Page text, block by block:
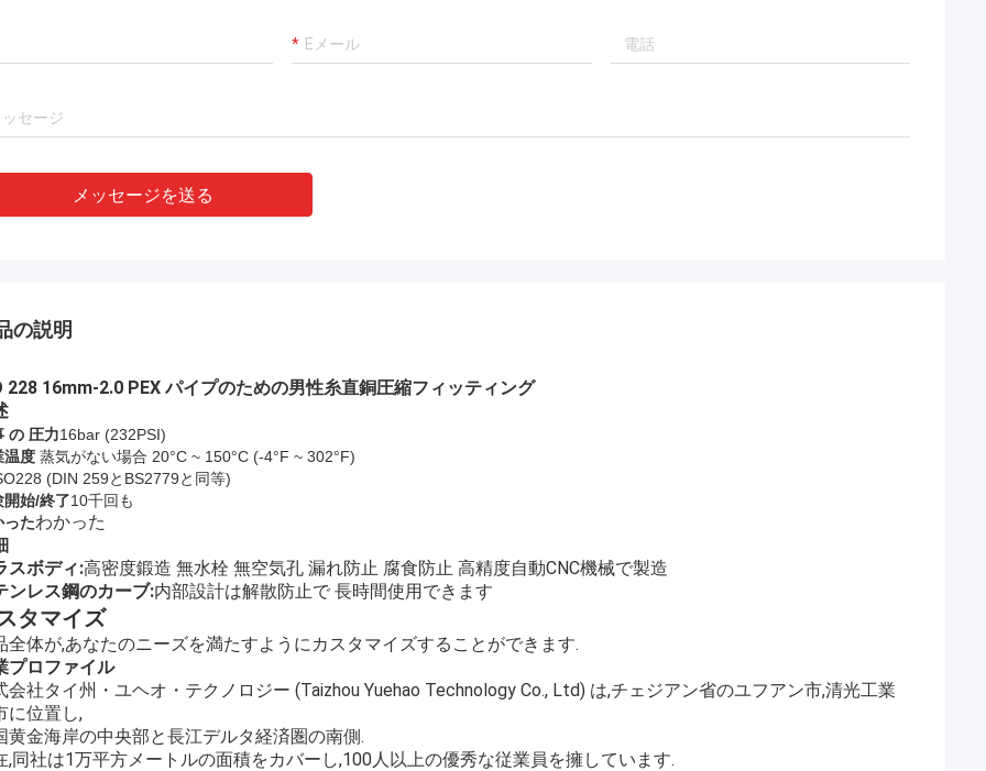
メッセージを送る
の説明
228 16mm-2.0 PEX パイプのための男性糸直銅圧縮フィッティング
の 圧力16bar (232PSI)
温度 蒸気がない場合 20°C ~ 150°C (-4°F ~ 302°F)
(DIN 259とBS2779と同等)
開始/終了10千回も
ったわかった
スボディ:高密度鍛造 無水栓 無空気孔 漏れ防止 腐食防止 高精度自動CNC機械で製造
ンレス鋼のカーブ:内部設計は解散防止で 長時間使用できます
タマイズ
全体が,あなたのニーズを満たすようにカスタマイズすることができます.
プロファイル
会社タイ州・ユヘオ・テクノロジー (Taizhou Yuehao Technology Co., Ltd) は,チェジアン省のユフアン市,清光工業
に位置し,
黄金海岸の中央部と長江デルタ経済圏の南側.
,同社は1万平方メートルの面積をカバーし,100人以上の優秀な従業員を擁しています.